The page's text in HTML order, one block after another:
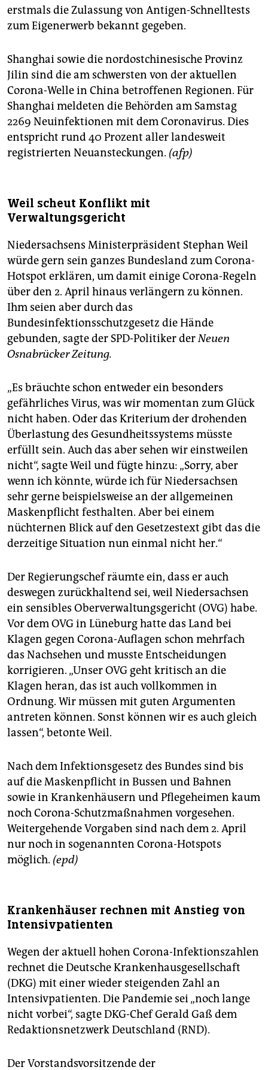
erstmals die Zulassung von Antigen-Schnelltests
zum Eigenerwerb bekannt gegeben.
Shanghai sowie die nordostchinesische Provinz
Jilin sind die am schwersten von der aktuellen
Corona-Welle in China betroffenen Regionen. Für
Shanghai meldeten die Behörden am Samstag
2269 Neuinfektionen mit dem Coronavirus. Dies
entspricht rund 40 Prozent aller landesweit
registrierten Neuansteckungen. (afp)
Weil scheut Konflikt mit
Verwaltungsgericht
Niedersachsens Ministerpräsident Stephan Weil
würde gern sein ganzes Bundesland zum Corona-
Hotspot erklären, um damit einige Corona-Regeln
über den 2. April hinaus verlängern zu können.
Ihm seien aber durch das
Bundesinfektionsschutzgesetz die Hände
gebunden, sagte der SPD-Politiker derNeuen
Osnabrücker Zeitung.
„Es bräuchte schon entweder ein besonders
gefährliches Virus, was wir momentan zum Glück
nicht haben. Oder das Kriterium der drohenden
Überlastung des Gesundheitssystems müsste
erfüllt sein. Auch das aber sehen wir einstweilen
nicht“, sagte Weil und fügte hinzu: „Sorry, aber
wenn ich könnte, würde ich für Niedersachsen
sehr gerne beispielsweise an der allgemeinen
Maskenpflicht festhalten. Aber bei einem
nüchternen Blick auf den Gesetzestext gibt das die
derzeitige Situation nun einmal nicht her.“
Der Regierungschef räumte ein, dass er auch
deswegen zurückhaltend sei, weil Niedersachsen
ein sensibles Oberverwaltungsgericht (OVG) habe.
Vor dem OVG in Lüneburg hatte das Land bei
Klagen gegen Corona-Auflagen schon mehrfach
das Nachsehen und musste Entscheidungen
korrigieren. „Unser OVG geht kritisch an die
Klagen heran, das ist auch vollkommen in
Ordnung. Wir müssen mit guten Argumenten
antreten können. Sonst können wir es auch gleich
lassen“, betonte Weil.
Nach dem Infektionsgesetz des Bundes sind bis
auf die Maskenpflicht in Bussen und Bahnen
sowie in Krankenhäusern und Pflegeheimen kaum
noch Corona-Schutzmaßnahmen vorgesehen.
Weitergehende Vorgaben sind nach dem 2. April
nur noch in sogenannten Corona-Hotspots
möglich. (epd)
Krankenhäuser rechnen mit Anstieg von
Intensivpatienten
Wegen der aktuell hohen Corona-Infektionszahlen
rechnet die Deutsche Krankenhausgesellschaft
(DKG) mit einer wieder steigenden Zahl an
Intensivpatienten. Die Pandemie sei „noch lange
nicht vorbei“, sagte DKG-Chef Gerald Gaß dem
Redaktionsnetzwerk Deutschland (RND).
Der Vorstandsvorsitzende der